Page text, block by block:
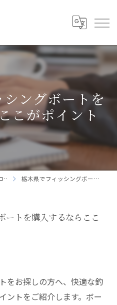
ングボートを
こがポイント
ム 栃木県でフィッシングボートを購入するならここがポイント
ートを購入するならここ
をお探しの方へ、快適な釣
ントをご紹介します。ボー